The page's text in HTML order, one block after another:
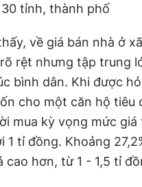
tỉnh, thành phố
về giá bán nhà ở
rệt nhưng tập trung
bình dân. Khi được
cho một căn hộ tiêu
mua kỳ vọng mức
1 tỉ đồng. Khoảng
cao hơn, từ 1 - 1,5 tỉ